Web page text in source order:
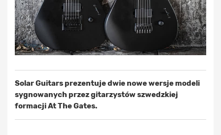
Solar Guitars prezentuje dwie nowe wersje modeli
sygnowanych przez gitarzystów szwedzkiej
formacji At The Gates.